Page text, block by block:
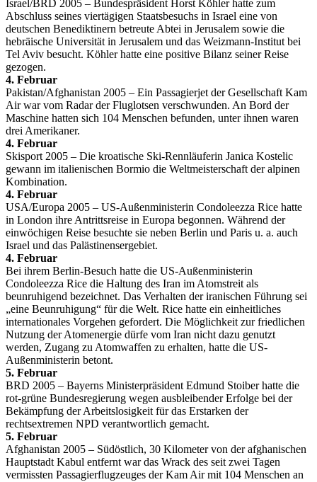
Israel/BRD 2005 – Bundespräsident Horst Köhler hatte zum
Abschluss seines viertägigen Staatsbesuchs in Israel eine von
deutschen Benediktinern betreute Abtei in Jerusalem sowie die
hebräische Universität in Jerusalem und das Weizmann-Institut bei
Tel Aviv besucht. Köhler hatte eine positive Bilanz seiner Reise
gezogen.
4. Februar
Pakistan/Afghanistan 2005 – Ein Passagierjet der Gesellschaft Kam
Air war vom Radar der Fluglotsen verschwunden. An Bord der
Maschine hatten sich 104 Menschen befunden, unter ihnen waren
drei Amerikaner.
4. Februar
Skisport 2005 – Die kroatische Ski-Rennläuferin Janica Kostelic
gewann im italienischen Bormio die Weltmeisterschaft der alpinen
Kombination.
4. Februar
USA/Europa 2005 – US-Außenministerin Condoleezza Rice hatte
in London ihre Antrittsreise in Europa begonnen. Während der
einwöchigen Reise besuchte sie neben Berlin und Paris u. a. auch
Israel und das Palästinensergebiet.
4. Februar
Bei ihrem Berlin-Besuch hatte die US-Außenministerin
Condoleezza Rice die Haltung des Iran im Atomstreit als
beunruhigend bezeichnet. Das Verhalten der iranischen Führung sei
„eine Beunruhigung“ für die Welt. Rice hatte ein einheitliches
internationales Vorgehen gefordert. Die Möglichkeit zur friedlichen
Nutzung der Atomenergie dürfe vom Iran nicht dazu genutzt
werden, Zugang zu Atomwaffen zu erhalten, hatte die US-
Außenministerin betont.
5. Februar
BRD 2005 – Bayerns Ministerpräsident Edmund Stoiber hatte die
rot-grüne Bundesregierung wegen ausbleibender Erfolge bei der
Bekämpfung der Arbeitslosigkeit für das Erstarken der
rechtsextremen NPD verantwortlich gemacht.
5. Februar
Afghanistan 2005 – Südöstlich, 30 Kilometer von der afghanischen
Hauptstadt Kabul entfernt war das Wrack des seit zwei Tagen
vermissten Passagierflugzeuges der Kam Air mit 104 Menschen an